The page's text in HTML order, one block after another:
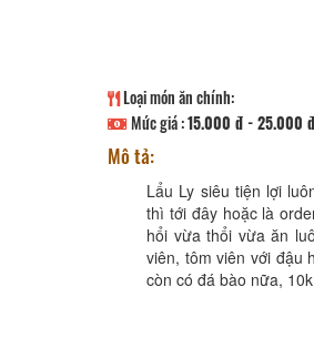
Loại món ăn chính:
Mức giá :15.000 đ - 25.000 đ
Mô tả:
Lẩu Ly siêu tiện lợi
thì tới đây hoặc là
hổi vừa thổi vừa ăn
viên, tôm viên với đậu
còn có đá bào nữa,